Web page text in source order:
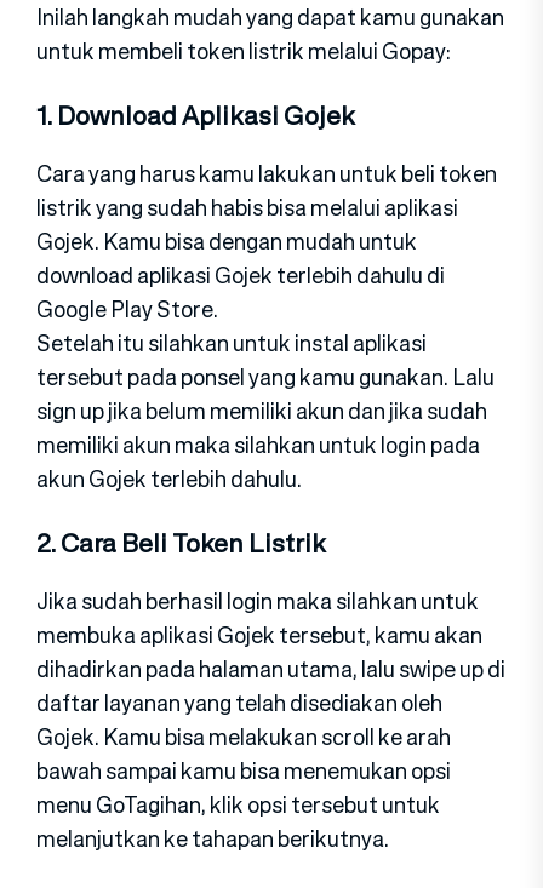
Inilah langkah mudah yang dapat kamu gunakan
untuk membeli token listrik melalui Gopay:
1. Download Aplikasi Gojek
Cara yang harus kamu lakukan untuk beli token
listrik yang sudah habis bisa melalui aplikasi
Gojek. Kamu bisa dengan mudah untuk
download aplikasi Gojek terlebih dahulu di
Google Play Store.
Setelah itu silahkan untuk instal aplikasi
tersebut pada ponsel yang kamu gunakan. Lalu
sign up jika belum memiliki akun dan jika sudah
memiliki akun maka silahkan untuk login pada
akun Gojek terlebih dahulu.
2. Cara Beli Token Listrik
Jika sudah berhasil login maka silahkan untuk
membuka aplikasi Gojek tersebut, kamu akan
dihadirkan pada halaman utama, lalu swipe up di
daftar layanan yang telah disediakan oleh
Gojek. Kamu bisa melakukan scroll ke arah
bawah sampai kamu bisa menemukan opsi
menu GoTagihan, klik opsi tersebut untuk
melanjutkan ke tahapan berikutnya.